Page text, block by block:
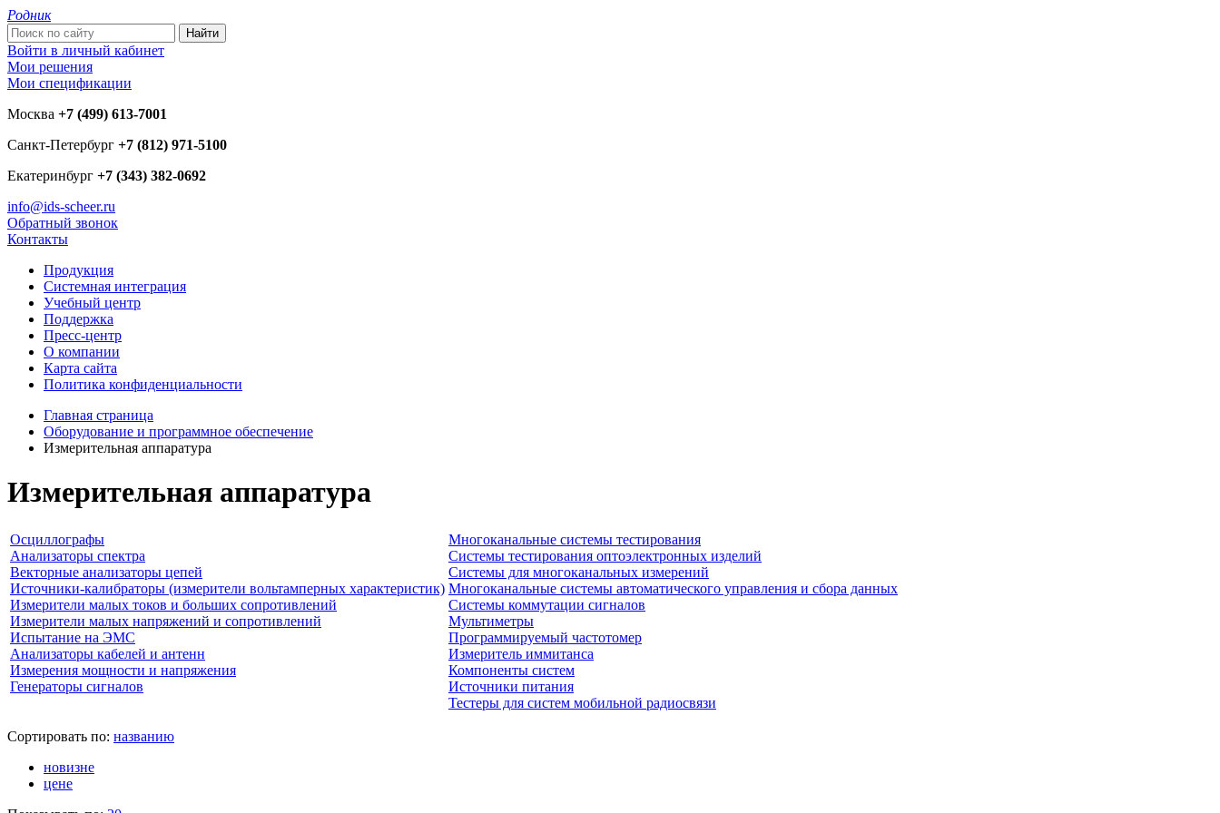
Родник
Войти в личный кабинет
Мои решения
Мои спецификации
Москва +7 (499) 613-7001
Санкт-Петербург +7 (812) 971-5100
Екатеринбург +7 (343) 382-0692
info@ids-scheer.ru
Обратный звонок
Контакты
Продукция
Системная интеграция
Учебный центр
Поддержка
Пресс-центр
О компании
Карта сайта
Политика конфиденциальности
Главная страница
Оборудование и программное обеспечение
Измерительная аппаратура
Измерительная аппаратура
Осциллографы
Анализаторы спектра
Векторные анализаторы цепей
Источники-калибраторы (измерители вольтамперных характеристик)
Измерители малых токов и больших сопротивлений
Измерители малых напряжений и сопротивлений
Испытание на ЭМС
Анализаторы кабелей и антенн
Измерения мощности и напряжения
Генераторы сигналов
Многоканальные системы тестирования
Системы тестирования оптоэлектронных изделий
Системы для многоканальных измерений
Многоканальные системы автоматического управления и сбора данных
Системы коммутации сигналов
Мультиметры
Программируемый частотомер
Измеритель иммитанса
Компоненты систем
Источники питания
Тестеры для систем мобильной радиосвязи
Сортировать по: названию
новизне
цене